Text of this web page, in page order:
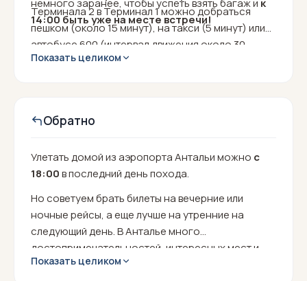
немного заранее, чтобы успеть взять багаж и к
14:00 быть уже на месте встречи!
Терминала 2 в Терминал 1 можно добраться
пешком (около 15 минут), на такси (5 минут) или
автобусе 600 (интервал движения около 30
минут).
Показать целиком
Обратно
Улетать домой из аэропорта Антальи можно с
18:00в последний день похода.
Но советуем брать билеты на вечерние или
ночные рейсы, а еще лучше на утренние на
следующий день. В Анталье много
достопримечательностей, интересных мест и
магазинчиков, можно заглянуть на рынок и
Показать целиком